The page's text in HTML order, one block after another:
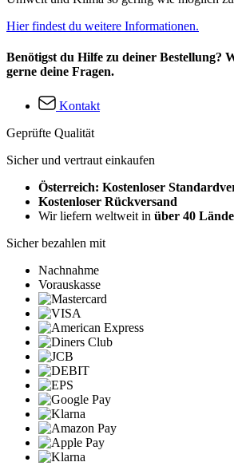
Hier findest du weitere Informationen.
Benötigst du Hilfe zu deiner Bestellung?
gerne deine Fragen.
Kontakt
Geprüfte Qualität
Sicher und vertraut einkaufen
Österreich: Kostenloser
Kostenloser Rückversand
Wir liefern weltweit in über 40
Sicher bezahlen mit
Nachnahme
Vorauskasse